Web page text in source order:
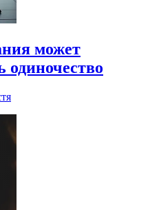
может
одиночество